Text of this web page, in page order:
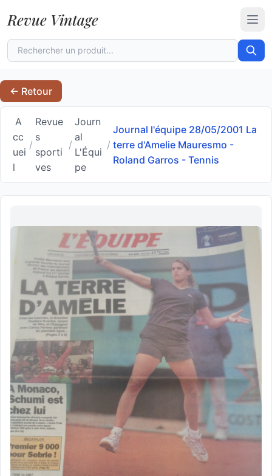
Revue Vintage
← Retour
A
cc
uei
l
/
Revue
s
sporti
ves
/
Journ
al
L'Équi
pe
/
Journal l'équipe 28/05/2001 La
terre d'Amelie Mauresmo -
Roland Garros - Tennis